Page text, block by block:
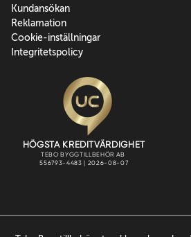
Kundansökan
Reklamation
Cookie-inställningar
Integritetspolicy